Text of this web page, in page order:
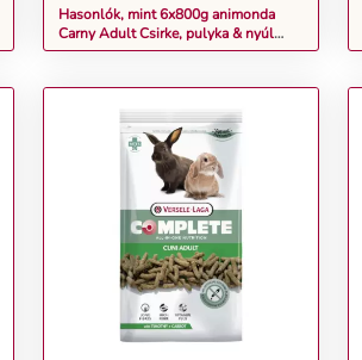
Hasonlók, mint 6x800g animonda
Carny Adult Csirke, pulyka & nyúl
nedves macskatáp